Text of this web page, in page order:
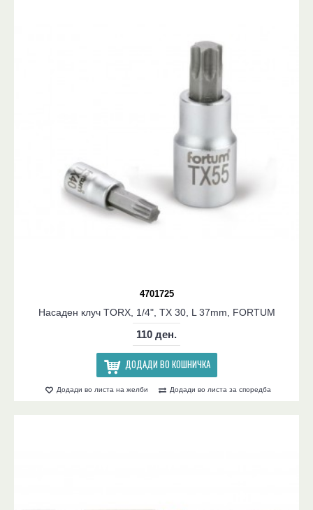
4701725
Насаден клуч TORX, 1/4", TX 30, L 37mm, FORTUM
110 ден.
ДОДАДИ ВО КОШНИЧКА
Додади во листа на желби Додади во листа за споредба